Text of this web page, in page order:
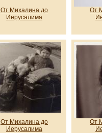
От Михалина до
Иерусалима
От
От Михалина до
Иерусалима
От